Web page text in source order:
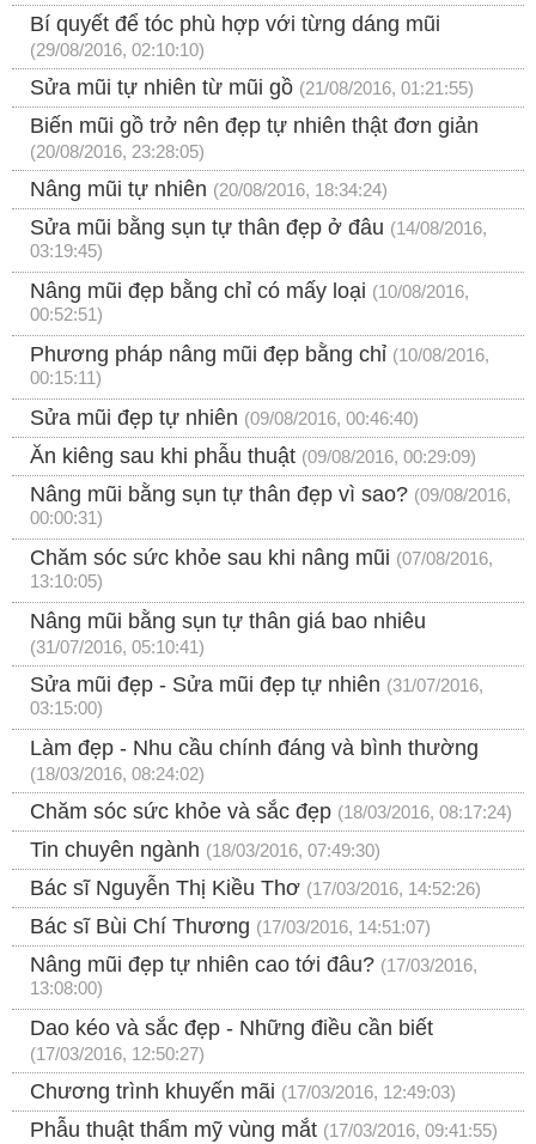
Bí quyết để tóc phù hợp với từng dáng mũi
(29/08/2016, 02:10:10)
Sửa mũi tự nhiên từ mũi gồ (21/08/2016, 01:21:55)
Biến mũi gồ trở nên đẹp tự nhiên thật đơn giản
(20/08/2016, 23:28:05)
Nâng mũi tự nhiên (20/08/2016, 18:34:24)
Sửa mũi bằng sụn tự thân đẹp ở đâu (14/08/2016,
03:19:45)
Nâng mũi đẹp bằng chỉ có mấy loại (10/08/2016,
00:52:51)
Phương pháp nâng mũi đẹp bằng chỉ (10/08/2016,
00:15:11)
Sửa mũi đẹp tự nhiên (09/08/2016, 00:46:40)
Ăn kiêng sau khi phẫu thuật (09/08/2016, 00:29:09)
Nâng mũi bằng sụn tự thân đẹp vì sao? (09/08/2016,
00:00:31)
Chăm sóc sức khỏe sau khi nâng mũi (07/08/2016,
13:10:05)
Nâng mũi bằng sụn tự thân giá bao nhiêu
(31/07/2016, 05:10:41)
Sửa mũi đẹp - Sửa mũi đẹp tự nhiên (31/07/2016,
03:15:00)
Làm đẹp - Nhu cầu chính đáng và bình thường
(18/03/2016, 08:24:02)
Chăm sóc sức khỏe và sắc đẹp (18/03/2016, 08:17:24)
Tin chuyên ngành (18/03/2016, 07:49:30)
Bác sĩ Nguyễn Thị Kiều Thơ (17/03/2016, 14:52:26)
Bác sĩ Bùi Chí Thương (17/03/2016, 14:51:07)
Nâng mũi đẹp tự nhiên cao tới đâu? (17/03/2016,
13:08:00)
Dao kéo và sắc đẹp - Những điều cần biết
(17/03/2016, 12:50:27)
Chương trình khuyến mãi (17/03/2016, 12:49:03)
Phẫu thuật thẩm mỹ vùng mắt (17/03/2016, 09:41:55)